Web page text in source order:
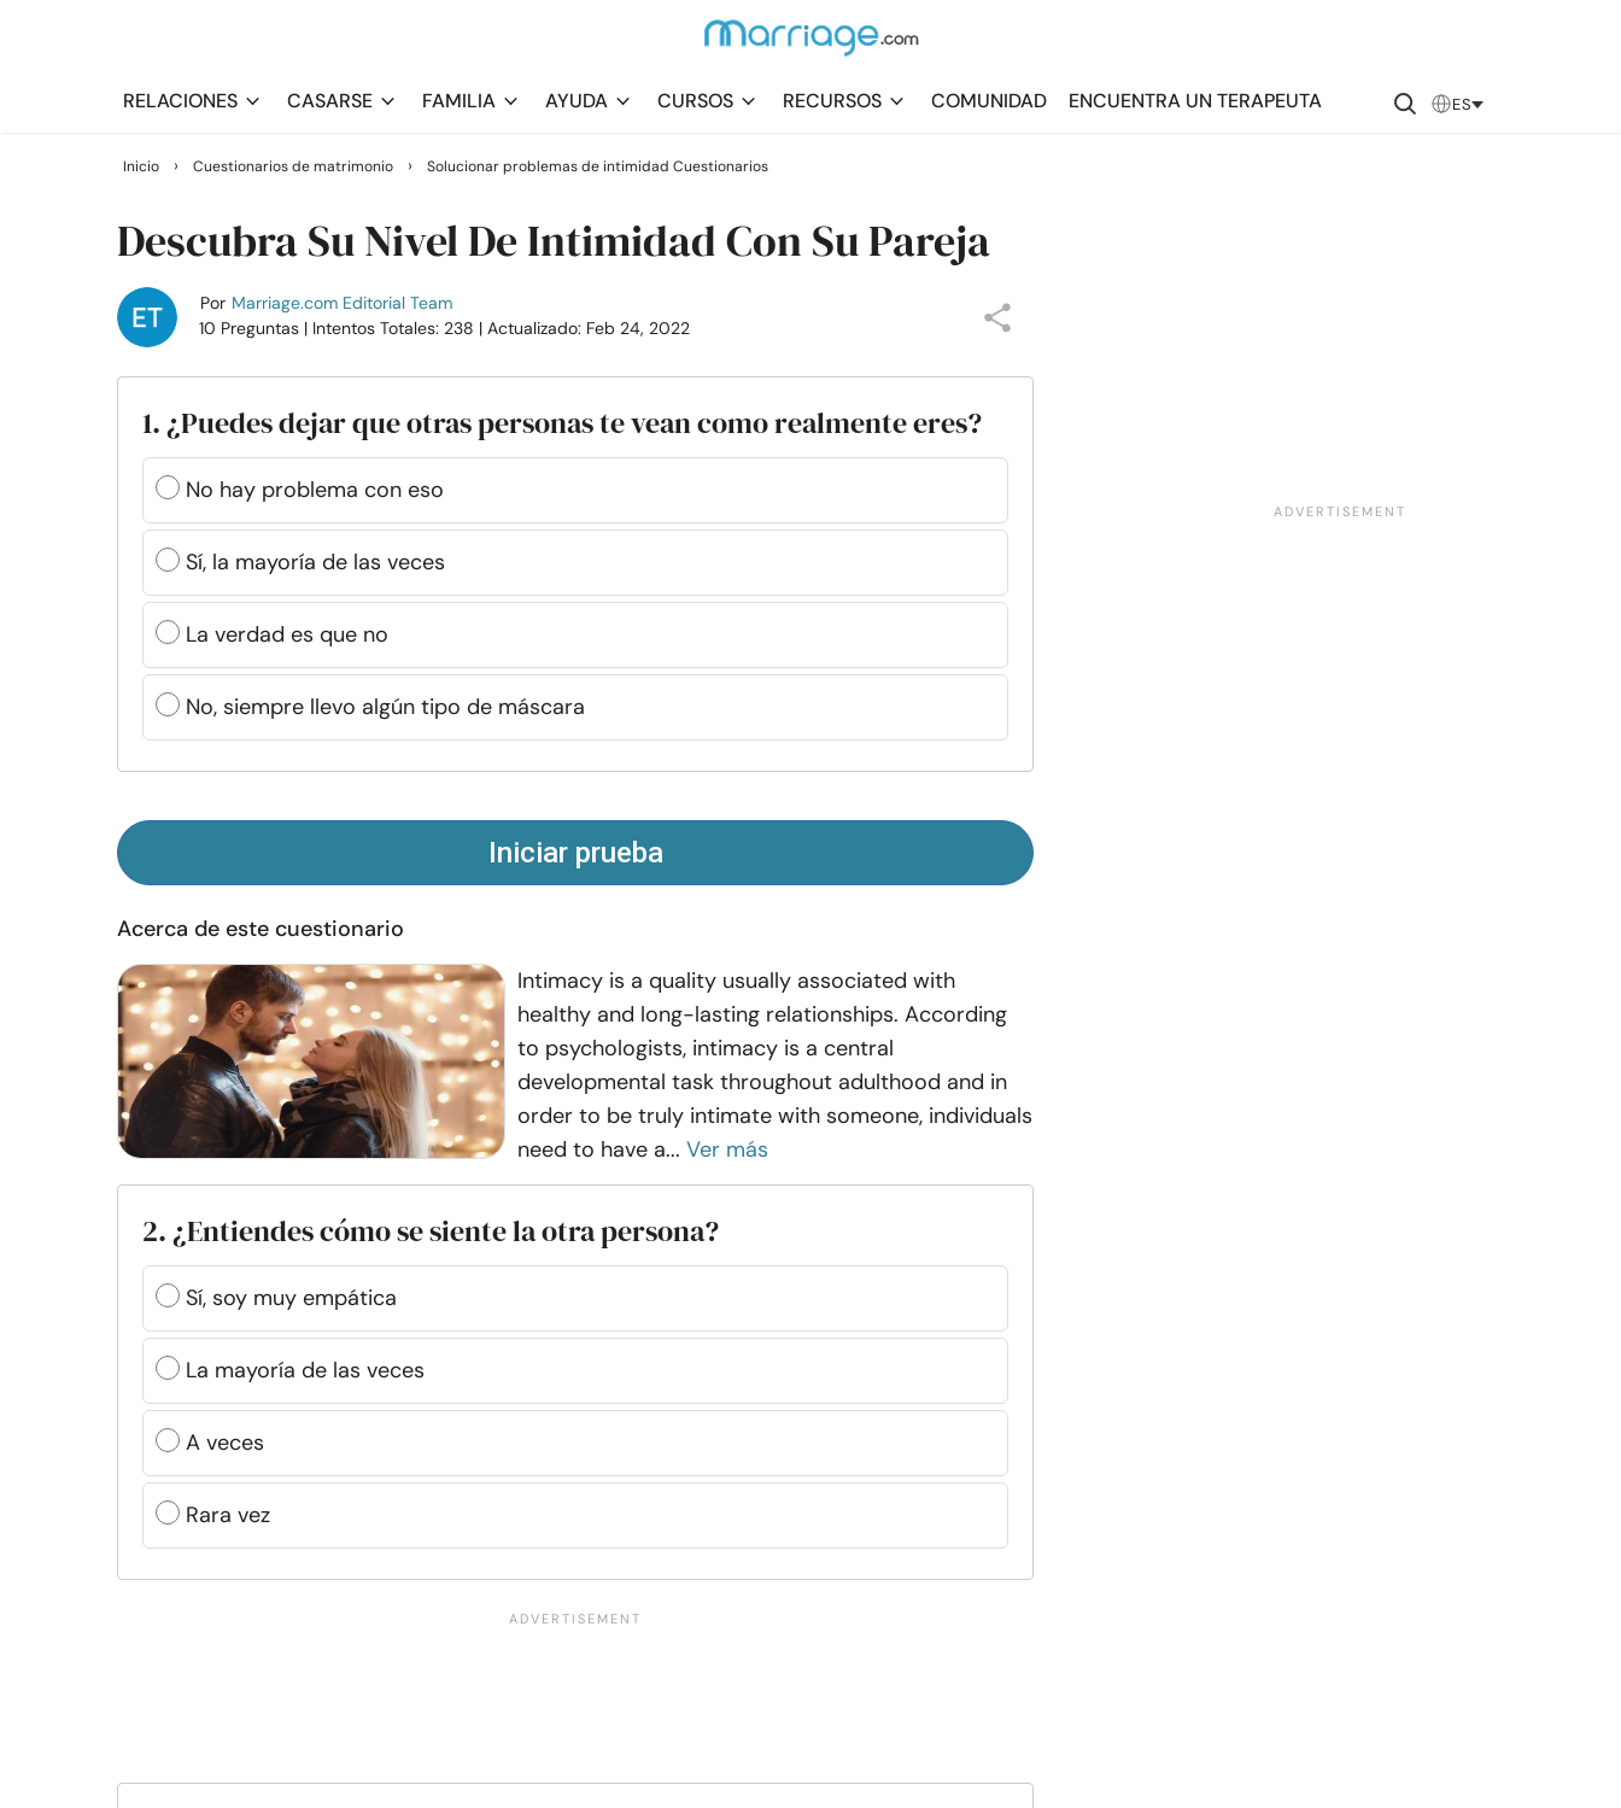
RELACIONES CASARSE FAMILIA AYUDA CURSOS RECURSOS COMUNIDAD ENCUENTRA UN TERAPEUTA ES
Inicio › Cuestionarios de matrimonio › Solucionar problemas de intimidad Cuestionarios
Descubra Su Nivel De Intimidad Con Su Pareja
Por Marriage.com Editorial Team
10 Preguntas | Intentos Totales: 238 | Actualizado: Feb 24, 2022
1. ¿Puedes dejar que otras personas te vean como realmente eres?
No hay problema con eso
Sí, la mayoría de las veces
La verdad es que no
No, siempre llevo algún tipo de máscara
Iniciar prueba
Acerca de este cuestionario
Intimacy is a quality usually associated with
healthy and long-lasting relationships. According
to psychologists, intimacy is a central
developmental task throughout adulthood and in
order to be truly intimate with someone, individuals
need to have a... Ver más
2. ¿Entiendes cómo se siente la otra persona?
Sí, soy muy empática
La mayoría de las veces
A veces
Rara vez